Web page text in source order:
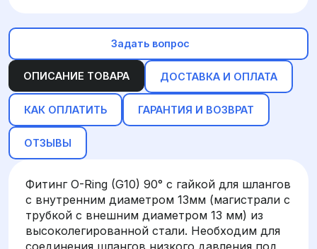
ОПИСАНИЕ ТОВАРА ДОСТАВКА И ОПЛАТА
КАК ОПЛАТИТЬ ГАРАНТИЯ И ВОЗВРАТ
ОТЗЫВЫ
Фитинг O-Ring (G10) 90° с гайкой для шлангов
с внутренним диаметром 13мм (магистрали с
трубкой с внешним диаметром 13 мм) из
высоколегированной стали. Необходим для
Задать вопрос